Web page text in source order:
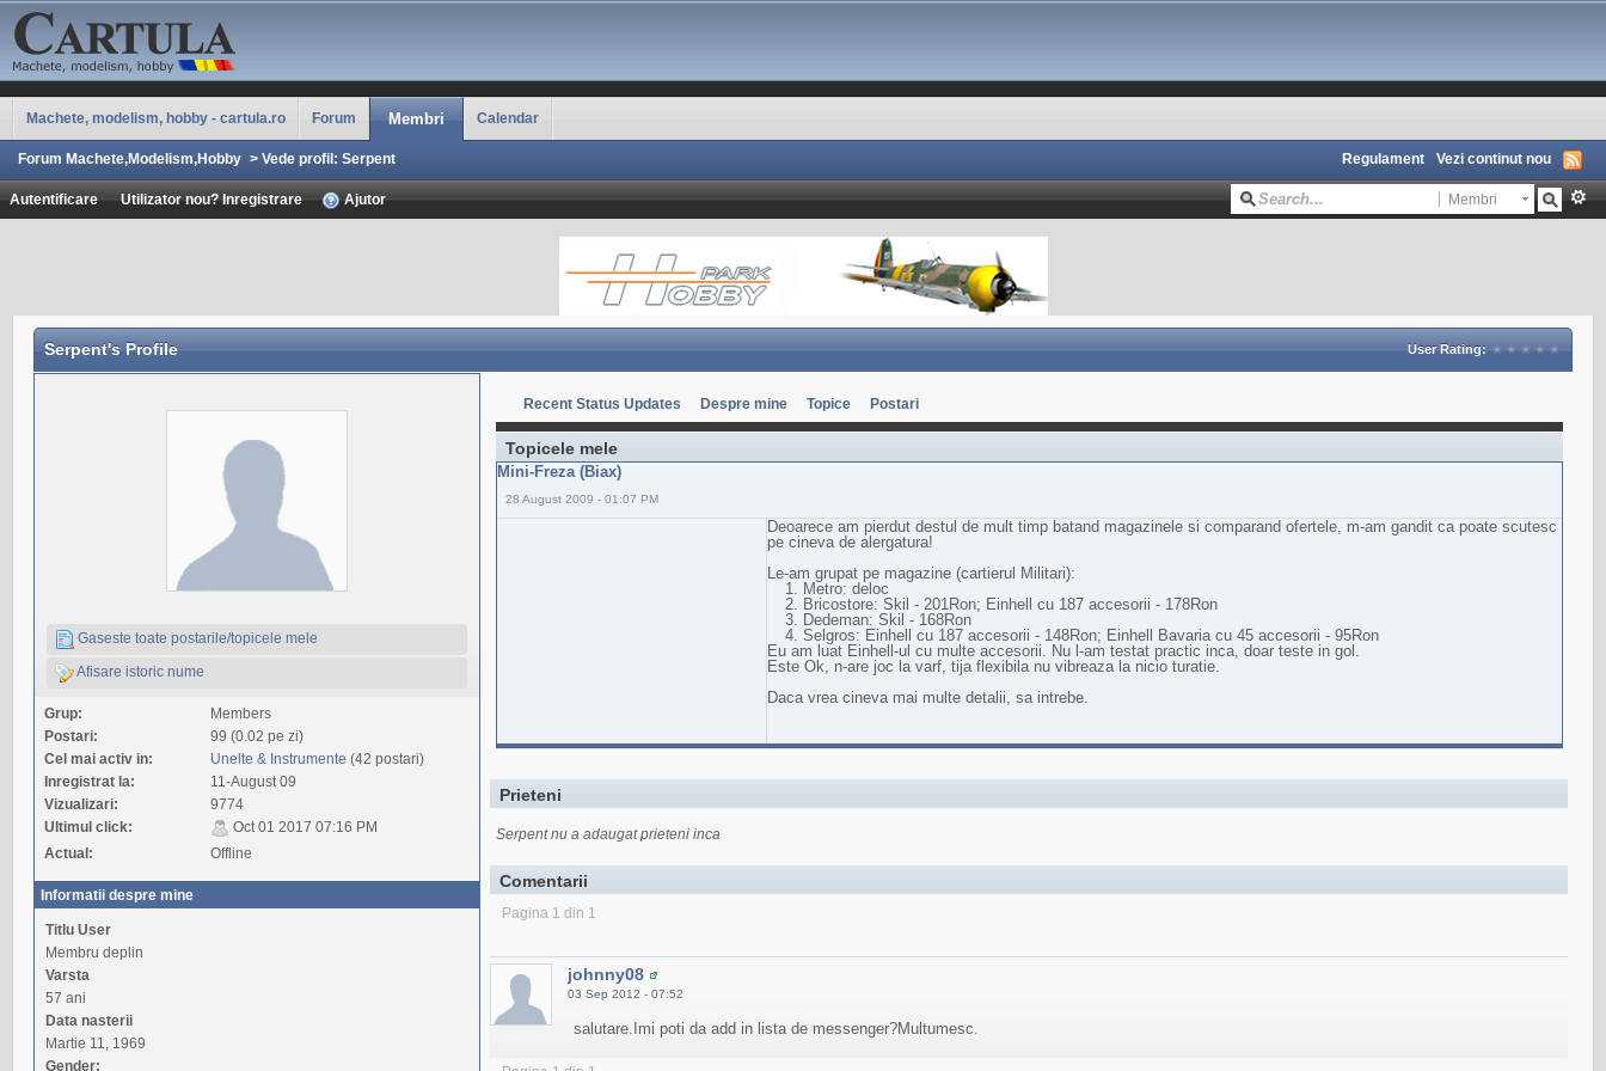
Machete, modelism, hobby - cartula.ro Forum Membri Calendar
Forum Machete,Modelism,Hobby > Vede profil: Serpent Regulament Vezi continut nou
Autentificare Utilizator nou? Inregistrare Ajutor Membri
Serpent's Profile User Rating:
Gaseste toate postarile/topicele mele
Afisare istoric nume
Grup:
Members
Postari:
99 (0.02 pe zi)
Cel mai activ in:
Unelte & Instrumente (42 postari)
Inregistrat la:
11-August 09
Vizualizari:
9774
Ultimul click:
Oct 01 2017 07:16 PM
Actual:
Offline
Informatii despre mine
Titlu User
Membru deplin
Varsta
57 ani
Data nasterii
Martie 11, 1969
Gender:
Recent Status Updates Despre mine Topice Postari
Topicele mele
Mini-Freza (Biax)
28 August 2009 - 01:07 PM
Deoarece am pierdut destul de mult timp batand magazinele si comparand ofertele, m-am gandit ca poate scutesc
pe cineva de alergatura!
Le-am grupat pe magazine (cartierul Militari):
Metro: deloc
Bricostore: Skil - 201Ron; Einhell cu 187 accesorii - 178Ron
Dedeman: Skil - 168Ron
Selgros: Einhell cu 187 accesorii - 148Ron; Einhell Bavaria cu 45 accesorii - 95Ron
Eu am luat Einhell-ul cu multe accesorii. Nu l-am testat practic inca, doar teste in gol.
Este Ok, n-are joc la varf, tija flexibila nu vibreaza la nicio turatie.
Daca vrea cineva mai multe detalii, sa intrebe.
Prieteni
Serpent nu a adaugat prieteni inca
Comentarii
Pagina 1 din 1
johnny08
03 Sep 2012 - 07:52
salutare.Imi poti da add in lista de messenger?Multumesc.